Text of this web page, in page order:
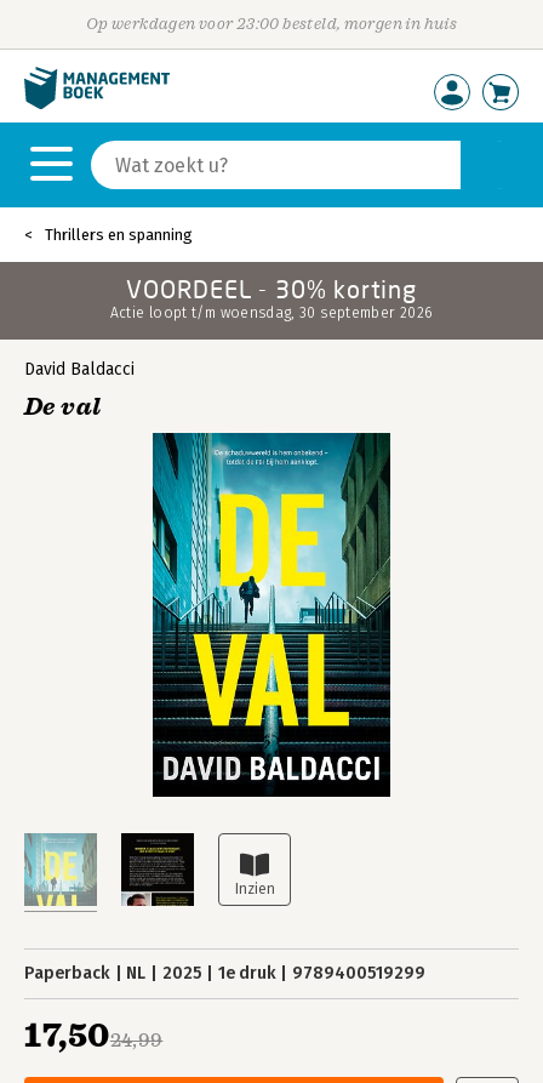
Op werkdagen voor 23:00 besteld, morgen in huis
Thrillers en spanning
VOORDEEL - 30% korting
Actie loopt t/m woensdag, 30 september 2026
David Baldacci
De val
Paperback NL 2025 1e druk 9789400519299
24,99
17,50